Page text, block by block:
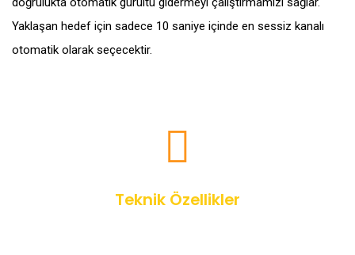
Yaklaşan hedef için sadece 10 saniye içinde en sessiz kanalı
otomatik olarak seçecektir.
Teknik Özellikler